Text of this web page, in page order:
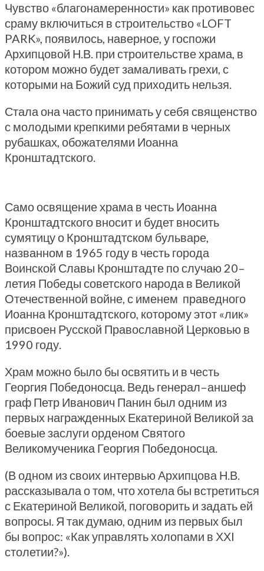
Чувство «благонамеренности» как противовес
сраму включиться в строительство «LOFT
PARK», появилось, наверное, у госпожи
Архипцовой Н.В. при строительстве храма, в
котором можно будет замаливать грехи, с
которыми на Божий суд приходить нельзя.
Стала она часто принимать у себя священство
с молодыми крепкими ребятами в черных
рубашках, обожателями Иоанна
Кронштадтского.
Само освящение храма в честь Иоанна
Кронштадтского вносит и будет вносить
сумятицу о Кронштадтском бульваре,
названном в 1965 году в честь города
Воинской Славы Кронштадте по случаю 20–
летия Победы советского народа в Великой
Отечественной войне, с именем праведного
Иоанна Кронштадтского, которому этот «лик»
присвоен Русской Православной Церковью в
1990 году.
Храм можно было бы освятить и в честь
Георгия Победоносца. Ведь генерал–аншеф
граф Петр Иванович Панин был одним из
первых награжденных Екатериной Великой за
боевые заслуги орденом Святого
Великомученика Георгия Победоносца.
(В одном из своих интервью Архипцова Н.В.
рассказывала о том, что хотела бы встретиться
с Екатериной Великой, поговорить и задать ей
вопросы. Я так думаю, одним из первых был
бы вопрос: «Как управлять холопами в ХХI
столетии?»).